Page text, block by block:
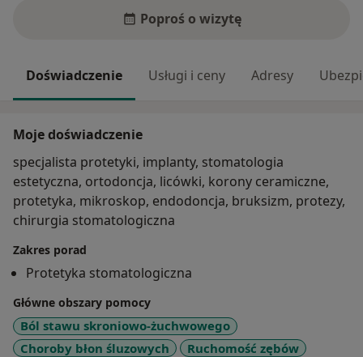
Poproś o wizytę
Doświadczenie Usługi i ceny Adresy
Moje doświadczenie
specjalista protetyki, implanty, stomatologia
estetyczna, ortodoncja, licówki, korony ceramiczne,
protetyka, mikroskop, endodoncja, bruksizm, protezy,
chirurgia stomatologiczna
Zakres porad
Protetyka stomatologiczna
Główne obszary pomocy
Ból stawu skroniowo-żuchwowego
Choroby błon śluzowych
Ruchomość zębów